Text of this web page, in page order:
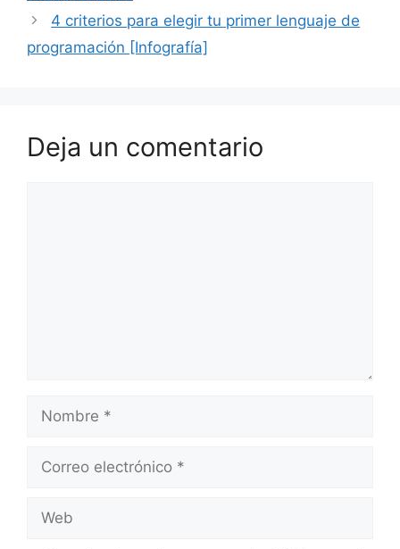
4 criterios para elegir tu primer lenguaje de
programación [Infografía]
Deja un comentario
Nombre
Correo
Web